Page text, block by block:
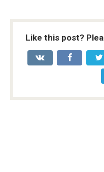
Like this post?